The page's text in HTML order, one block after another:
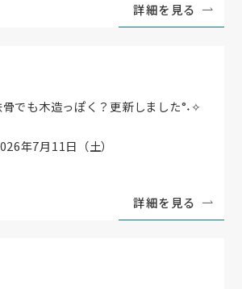
詳細を見る
骨でも木造っぽく？更新しました°˖✧
年7月11日（土）
詳細を見る